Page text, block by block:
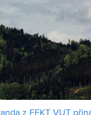
z FEKT VUT